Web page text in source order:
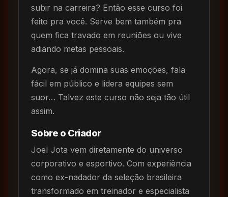
subir na carreira? Então esse curso foi
feito pra você. Serve bem também pra
quem fica travado em reuniões ou vive
adiando metas pessoais.
Agora, se já domina suas emoções, fala
fácil em público e lidera equipes sem
suor… Talvez este curso não seja tão útil
assim.
Sobre o Criador
Joel Jota vem diretamente do universo
corporativo e esportivo. Com experiência
como ex-nadador da seleção brasileira
transformado em treinador e especialista